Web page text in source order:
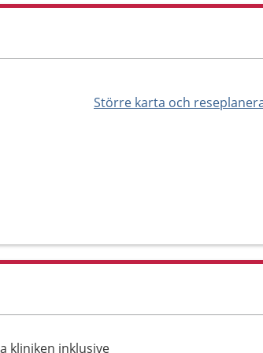
Större karta och
kliniken inklusive